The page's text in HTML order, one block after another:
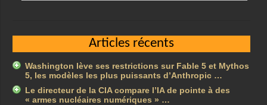
Articles récents
Washington lève ses restrictions sur Fable 5 et Mythos
5, les modèles les plus puissants d’Anthropic …
Le directeur de la CIA compare l’IA de pointe à des
« armes nucléaires numériques » …